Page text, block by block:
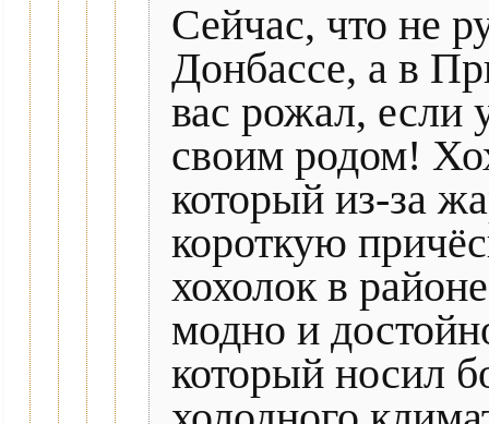
Сейчас, что не
Донбассе, а в
вас рожал, если
своим родом!
который из-за
короткую
хохолок в
модно и
который носил